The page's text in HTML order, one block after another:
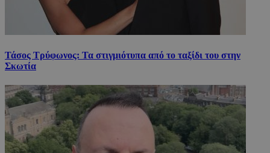
Τάσος Τρύφωνος: Τα στιγμιότυπα από το ταξίδι του στην
Σκωτία